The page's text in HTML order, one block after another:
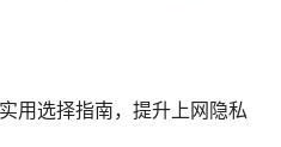
用选择指南，提升上网隐私